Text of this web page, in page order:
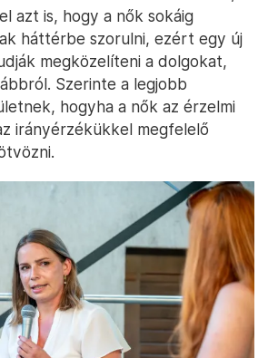
azt is, hogy a nők sokáig
háttérbe szorulni, ezért egy új
megközelíteni a dolgokat,
Szerinte a legjobb
hogyha a nők az érzelmi
irányérzékükkel megfelelő